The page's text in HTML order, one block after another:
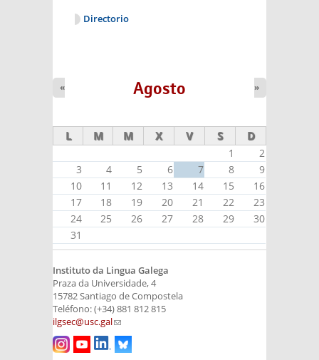
Directorio
Agosto
« »
L M M X V S D
1
2
3
4 5 6 7 8
9
10
11 12 13 14 15
16
17
18 19 20 21 22
23
24
25 26 27 28 29
30
31
Instituto da Lingua Galega
Praza da Universidade, 4
15782 Santiago de Compostela
Teléfono: (+34) 881 812 815
ilgsec@usc.gal(link sends e-mail)